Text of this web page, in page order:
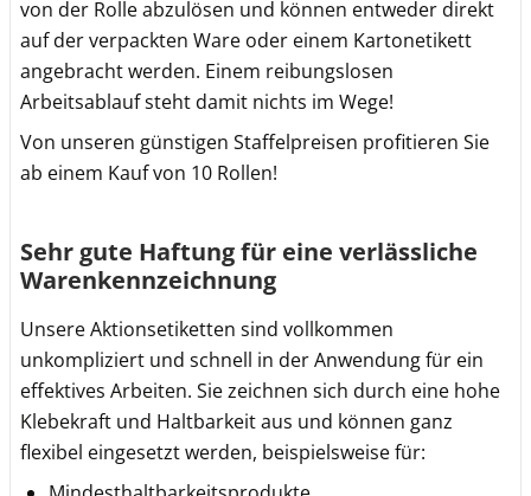
von der Rolle abzulösen und können entweder direkt
auf der verpackten Ware oder einem Kartonetikett
angebracht werden. Einem reibungslosen
Arbeitsablauf steht damit nichts im Wege!
Von unseren günstigen Staffelpreisen profitieren Sie
ab einem Kauf von 10 Rollen!
Sehr gute Haftung für eine verlässliche
Warenkennzeichnung
Unsere Aktionsetiketten sind vollkommen
unkompliziert und schnell in der Anwendung für ein
effektives Arbeiten. Sie zeichnen sich durch eine hohe
Klebekraft und Haltbarkeit aus und können ganz
flexibel eingesetzt werden, beispielsweise für: